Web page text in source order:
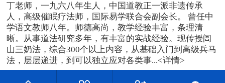
丁老师，一九六八年生人，中国道教正一派非遗传承
人，高级催眠疗法师，国际易学联合会副会长。 曾任中
学语文教师八年。师德高尚，教学经验丰富，条理清
晰。从事道法研究多年，有丰富的实战经验。现传授闾
山三奶法，综合300个以上内容，从基础入门到高级兵马
法，层层递进，到可以独立应对各类事...<详情>